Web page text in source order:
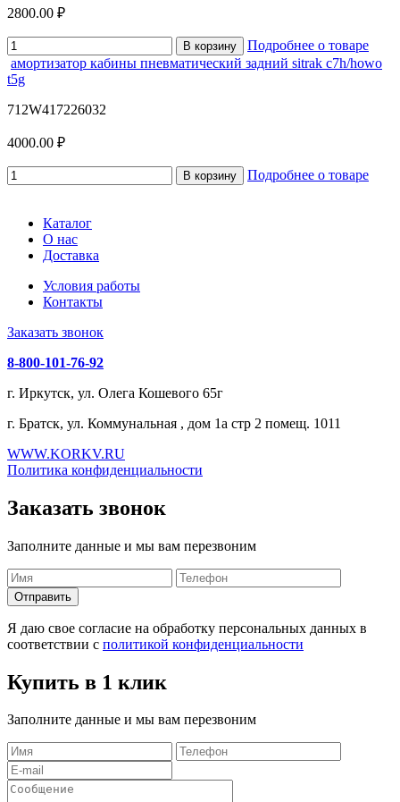
2800.00 ₽
В корзину
Подробнее о товаре
амортизатор кабины пневматический задний sitrak c7h/howo
t5g
712W417226032
4000.00 ₽
В корзину Подробнее о товаре
Каталог
О нас
Доставка
Условия работы
Контакты
Заказать звонок
8-800-101-76-92
г. Иркутск, ул. Олега Кошевого 65г
г. Братск, ул. Коммунальная , дом 1а стр 2 помещ. 1011
WWW.KORKV.RU
Политика конфиденциальности
Заказать звонок
Заполните данные и мы вам перезвоним
Я даю свое согласие на обработку персональных данных в
соответствии с политикой конфиденциальности
Купить в 1 клик
Заполните данные и мы вам перезвоним